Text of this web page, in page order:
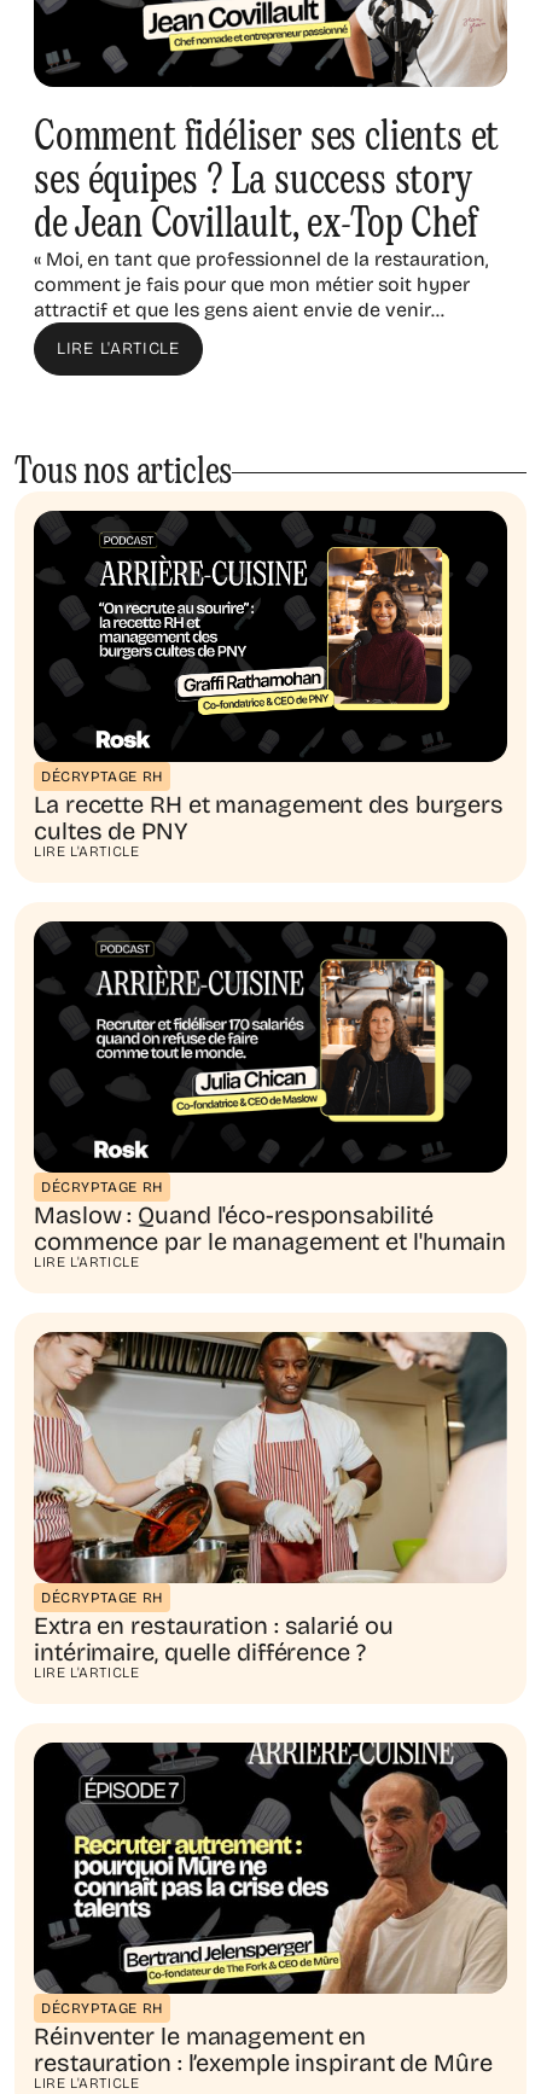
Comment fidéliser ses clients et
ses équipes ? La success story
de Jean Covillault, ex-Top Chef
« Moi, en tant que professionnel de la restauration,
comment je fais pour que mon métier soit hyper
attractif et que les gens aient envie de venir
travailler avec moi ? »
LIRE L'ARTICLE
Tous nos articles
DÉCRYPTAGE RH
La recette RH et management des burgers
cultes de PNY
LIRE L'ARTICLE
DÉCRYPTAGE RH
Maslow : Quand l'éco-responsabilité
commence par le management et l'humain
LIRE L'ARTICLE
DÉCRYPTAGE RH
Extra en restauration : salarié ou
intérimaire, quelle différence ?
LIRE L'ARTICLE
DÉCRYPTAGE RH
Réinventer le management en
restauration : l’exemple inspirant de Mûre
LIRE L'ARTICLE